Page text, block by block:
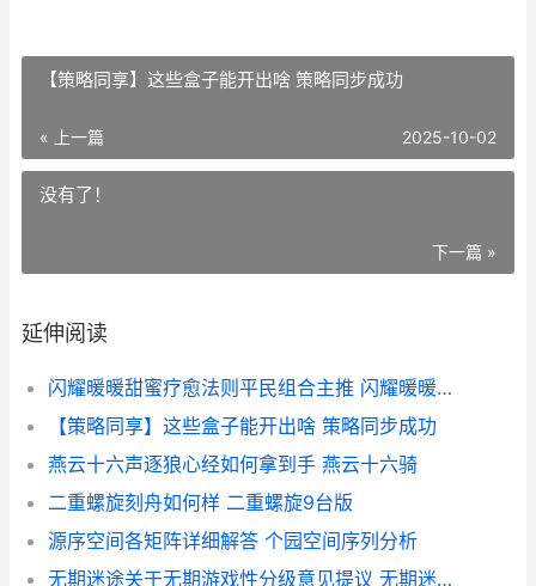
【策略同享】这些盒子能开出啥 策略同步成功
« 上一篇 2025-10-02
没有了！
下一篇 »
延伸阅读
闪耀暖暖甜蜜疗愈法则平民组合主推 闪耀暖暖甜蜜问候
【策略同享】这些盒子能开出啥 策略同步成功
燕云十六声逐狼心经如何拿到手 燕云十六骑
二重螺旋刻舟如何样 二重螺旋9台版
源序空间各矩阵详细解答 个园空间序列分析
无期迷途关于无期游戏性分级意见提议 无期迷途人物